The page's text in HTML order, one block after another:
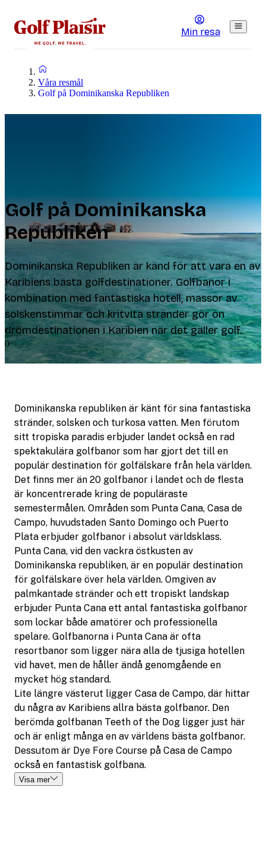
Min resa
Våra resmål
Golf på Dominikanska Republiken
Golf på Dominikanska
Republiken
Dominikanska Republiken är känd för att vara en av
Karibiens bästa golfdestinationer. Golfbanor i
kombination med fantastiska hotell, massor av
solskenstimmar och kritvita stränder gör ön
drömdestinationen i Karibien när det gäller golf.
0
Dominikanska republiken är känt för sina fantastiska
stränder, solsken och turkosa vatten. Men förutom
sitt tropiska paradis erbjuder landet också en rad
spektakulära golfbanor som har gjort det till en
populär destination för golfälskare från hela världen.
Det finns mer än 20 golfbanor i landet och de flesta
är koncentrerade kring de populäraste
semestermålen. Områden som Punta Cana, Casa de
Campo, huvudstaden Santo Domingo och Puerto
Plata erbjuder golfbanor i absolut världsklass.
Punta Cana, vid den vackra östkusten av
Dominikanska republiken, är en populär destination
för golfälskare över hela världen. Omgiven av
palmkantade stränder och ett tropiskt landskap
erbjuder Punta Cana ett antal fantastiska golfbanor
som lockar både amatörer och professionella
spelare. Golfbanorna i Punta Cana är ofta
resortbanor som ligger nära alla de tjusiga hotellen
vid havet, men de håller ändå genomgående en
mycket hög standard.
Lite längre västerut ligger Casa de Campo, där hittar
du några av Karibiens allra bästa golfbanor. Den
berömda golfbanan Teeth of the Dog ligger just här
och är enligt många en av världens bästa golfbanor.
Dessutom är Dye Fore Course på Casa de Campo
också en fantastisk golfbana.
Visa mer